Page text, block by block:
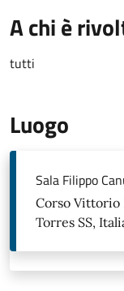
A chi è
tutti
Luogo
Sala Filippo
Corso Vittorio
Torres SS,